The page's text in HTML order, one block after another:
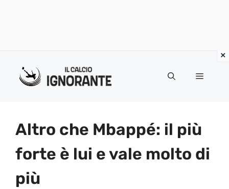
Menu
Altro che Mbappé: il più
forte è lui e vale molto di
più